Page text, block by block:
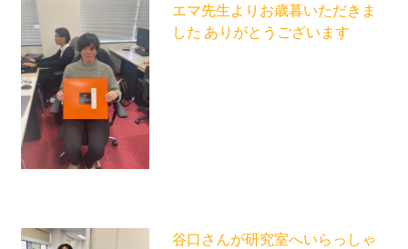
エマ先生よりお歳暮いただきま
した ありがとうございます
谷口さんが研究室へいらっしゃ